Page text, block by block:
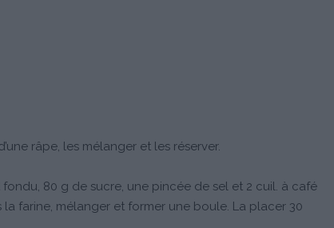
râpe, les mélanger et les réserver.
80 g de sucre, une pincée de sel et 2 cuil. à café
farine, mélanger et former une boule. La placer 30